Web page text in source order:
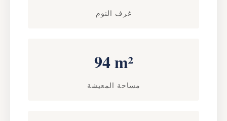
غرف النوم
94 m²
مساحة المعيشة